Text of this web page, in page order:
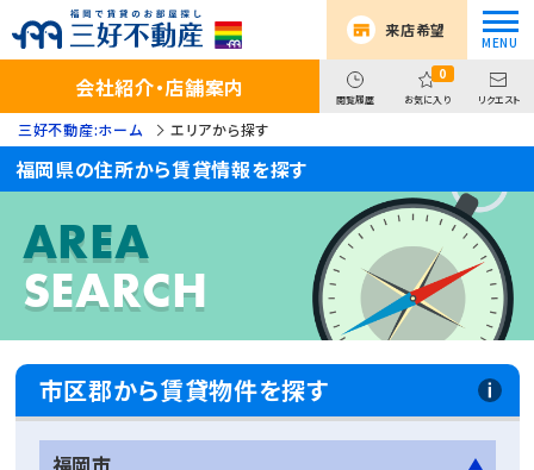
来店希望
会社紹介・店舗案内 閲覧履歴
0
お気に入り リクエスト
三好不動産:ホーム エリアから探す
福岡県の住所から賃貸情報を探す
AREA
SEARCH
市区郡から賃貸物件を探す
福岡市